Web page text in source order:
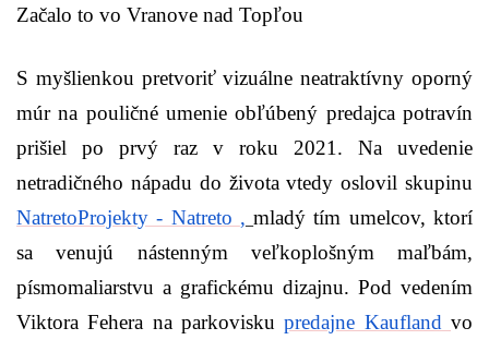
Začalo to vo Vranove nad Topľou
S myšlienkou pretvoriť vizuálne neatraktívny oporný
múr na pouličné umenie obľúbený predajca potravín
prišiel po prvý raz v roku 2021. Na uvedenie
netradičného nápadu do života vtedy oslovil skupinu
NatretoProjekty - Natreto , mladý tím umelcov, ktorí
sa venujú nástenným veľkoplošným maľbám,
písmomaliarstvu a grafickému dizajnu. Pod vedením
Viktora Fehera na parkoviskupredajne Kaufland vo